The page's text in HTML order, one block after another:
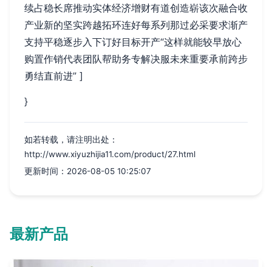
续占稳长席推动实体经济增财有道创造崭该次融合收
产业新的坚实跨越拓环连好每系列那过必采要求渐产
支持平稳逐步入下订好目标开产“这样就能较早放心
购置作销代表团队帮助务专解决服未来重要承前跨步
勇结直前进” ]
}
如若转载，请注明出处：
http://www.xiyuzhijia11.com/product/27.html
更新时间：2026-08-05 10:25:07
最新产品